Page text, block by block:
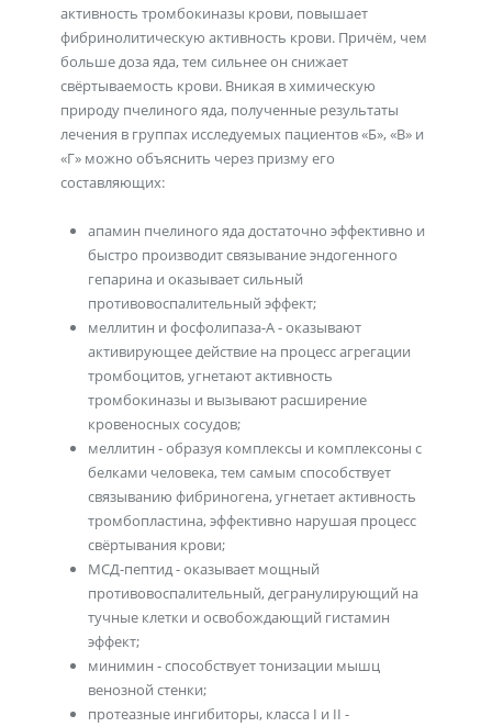
активность тромбокиназы крови, повышает
фибринолитическую активность крови. Причём, чем
больше доза яда, тем сильнее он снижает
свёртываемость крови. Вникая в химическую
природу пчелиного яда, полученные результаты
лечения в группах исследуемых пациентов «Б», «В» и
«Г» можно объяснить через призму его
составляющих:
апамин пчелиного яда достаточно эффективно и
быстро производит связывание эндогенного
гепарина и оказывает сильный
противовоспалительный эффект;
меллитин и фосфолипаза-А - оказывают
активирующее действие на процесс агрегации
тромбоцитов, угнетают активность
тромбокиназы и вызывают расширение
кровеносных сосудов;
меллитин - образуя комплексы и комплексоны с
белками человека, тем самым способствует
связыванию фибриногена, угнетает активность
тромбопластина, эффективно нарушая процесс
свёртывания крови;
МСД-пептид - оказывает мощный
противовоспалительный, дегранулирующий на
тучные клетки и освобождающий гистамин
эффект;
минимин - способствует тонизации мышц
венозной стенки;
протеазные ингибиторы, класса I и II -